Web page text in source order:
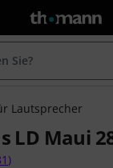
Lautsprecher
LD Maui
von 5 Sternen aus
)